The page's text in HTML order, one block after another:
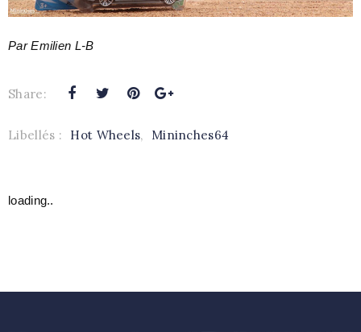
Par Emilien L-B
Share:
Libellés : Hot Wheels, Mininches64
loading..